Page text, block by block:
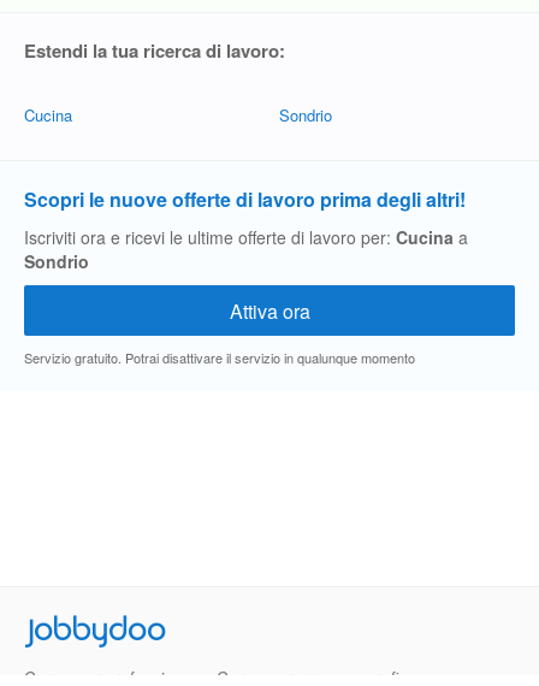
Estendi la tua ricerca di lavoro:
Cucina Sondrio
Scopri le nuove offerte di lavoro prima degli altri!
Iscriviti ora e ricevi le ultime offerte di lavoro per: Cucina a
Sondrio
Servizio gratuito. Potrai disattivare il servizio in qualunque momento
Jobbydoo
Cerca per professione Cerca per area geografica